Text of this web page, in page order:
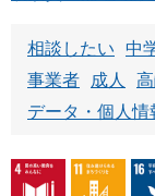
相談したい 中
事業者
成人
データ・個人情